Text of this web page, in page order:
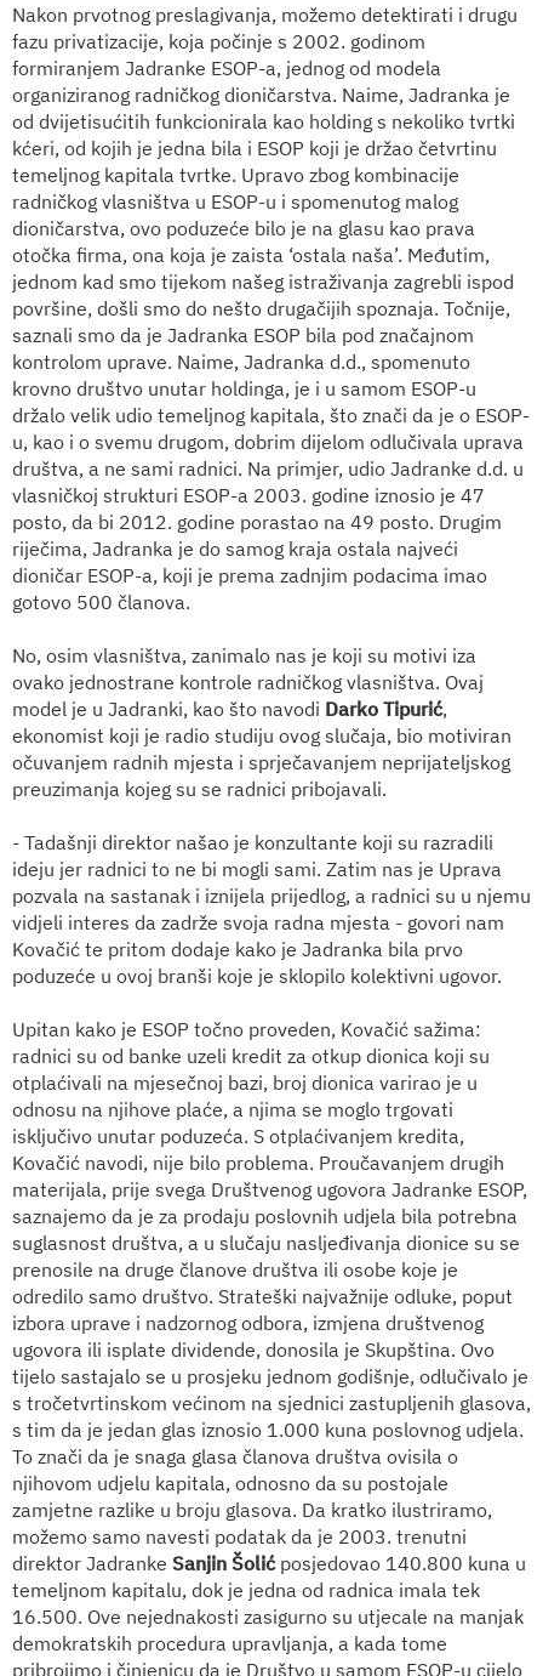
Nakon prvotnog preslagivanja, možemo detektirati i drugu
fazu privatizacije, koja počinje s 2002. godinom
formiranjem Jadranke ESOP-a, jednog od modela
organiziranog radničkog dioničarstva. Naime, Jadranka je
od dvijetisućitih funkcionirala kao holding s nekoliko tvrtki
kćeri, od kojih je jedna bila i ESOP koji je držao četvrtinu
temeljnog kapitala tvrtke. Upravo zbog kombinacije
radničkog vlasništva u ESOP-u i spomenutog malog
dioničarstva, ovo poduzeće bilo je na glasu kao prava
otočka firma, ona koja je zaista ‘ostala naša’. Međutim,
jednom kad smo tijekom našeg istraživanja zagrebli ispod
površine, došli smo do nešto drugačijih spoznaja. Točnije,
saznali smo da je Jadranka ESOP bila pod značajnom
kontrolom uprave. Naime, Jadranka d.d., spomenuto
krovno društvo unutar holdinga, je i u samom ESOP-u
držalo velik udio temeljnog kapitala, što znači da je o ESOP-
u, kao i o svemu drugom, dobrim dijelom odlučivala uprava
društva, a ne sami radnici. Na primjer, udio Jadranke d.d. u
vlasničkoj strukturi ESOP-a 2003. godine iznosio je 47
posto, da bi 2012. godine porastao na 49 posto. Drugim
riječima, Jadranka je do samog kraja ostala najveći
dioničar ESOP-a, koji je prema zadnjim podacima imao
gotovo 500 članova.
No, osim vlasništva, zanimalo nas je koji su motivi iza
ovako jednostrane kontrole radničkog vlasništva. Ovaj
model je u Jadranki, kao što navodi Darko Tipurić,
ekonomist koji je radio studiju ovog slučaja, bio motiviran
očuvanjem radnih mjesta i sprječavanjem neprijateljskog
preuzimanja kojeg su se radnici pribojavali.
- Tadašnji direktor našao je konzultante koji su razradili
ideju jer radnici to ne bi mogli sami. Zatim nas je Uprava
pozvala na sastanak i iznijela prijedlog, a radnici su u njemu
vidjeli interes da zadrže svoja radna mjesta - govori nam
Kovačić te pritom dodaje kako je Jadranka bila prvo
poduzeće u ovoj branši koje je sklopilo kolektivni ugovor.
Upitan kako je ESOP točno proveden, Kovačić sažima:
radnici su od banke uzeli kredit za otkup dionica koji su
otplaćivali na mjesečnoj bazi, broj dionica varirao je u
odnosu na njihove plaće, a njima se moglo trgovati
isključivo unutar poduzeća. S otplaćivanjem kredita,
Kovačić navodi, nije bilo problema. Proučavanjem drugih
materijala, prije svega Društvenog ugovora Jadranke ESOP,
saznajemo da je za prodaju poslovnih udjela bila potrebna
suglasnost društva, a u slučaju nasljeđivanja dionice su se
prenosile na druge članove društva ili osobe koje je
odredilo samo društvo. Strateški najvažnije odluke, poput
izbora uprave i nadzornog odbora, izmjena društvenog
ugovora ili isplate dividende, donosila je Skupština. Ovo
tijelo sastajalo se u prosjeku jednom godišnje, odlučivalo je
s tročetvrtinskom većinom na sjednici zastupljenih glasova,
s tim da je jedan glas iznosio 1.000 kuna poslovnog udjela.
To znači da je snaga glasa članova društva ovisila o
njihovom udjelu kapitala, odnosno da su postojale
zamjetne razlike u broju glasova. Da kratko ilustriramo,
možemo samo navesti podatak da je 2003. trenutni
direktor Jadranke Sanjin Šolićposjedovao 140.800 kuna u
temeljnom kapitalu, dok je jedna od radnica imala tek
16.500. Ove nejednakosti zasigurno su utjecale na manjak
demokratskih procedura upravljanja, a kada tome
pribrojimo i činjenicu da je Društvo u samom ESOP-u cijelo